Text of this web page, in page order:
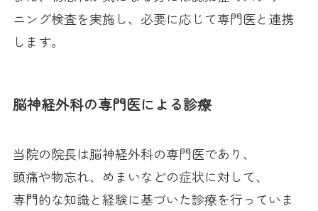
ニング検査を実施し、必要に応じて専門医と連携
します。
脳神経外科の専門医による診療
当院の院長は脳神経外科の専門医であり、
頭痛や物忘れ、めまいなどの症状に対して、
専門的な知識と経験に基づいた診療を行っていま